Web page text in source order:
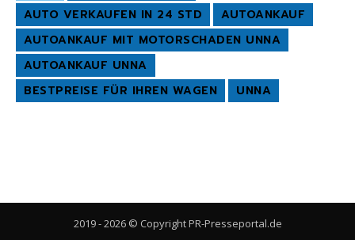
AUTO VERKAUFEN IN 24 STD
AUTOANKAUF
AUTOANKAUF MIT MOTORSCHADEN UNNA
AUTOANKAUF UNNA
BESTPREISE FÜR IHREN WAGEN
UNNA
2019 - 2026 © Copyright PR-Presseportal.de